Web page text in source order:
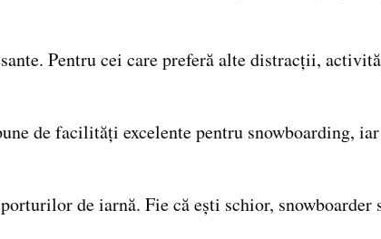
Pentru cei care preferă alte distracții,
de facilități excelente pentru snowboarding,
de iarnă. Fie că ești schior,